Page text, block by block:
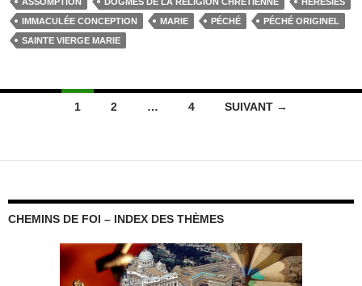
IMMACULÉE CONCEPTION
MARIE PÉCHÉ
PÉCHÉ ORIGINEL
SAINTE VIERGE MARIE
Navigation
articles
1 2 … 4 SUIVANT →
CHEMINS DE FOI – INDEX DES THÈMES